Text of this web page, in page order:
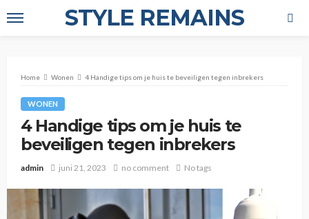
STYLE REMAINS
Home Wonen 4 Handige tips om je huis te beveiligen tegen inbrekers
WONEN
4 Handige tips om je huis te
beveiligen tegen inbrekers
admin juni 21, 2023 no comment No tags